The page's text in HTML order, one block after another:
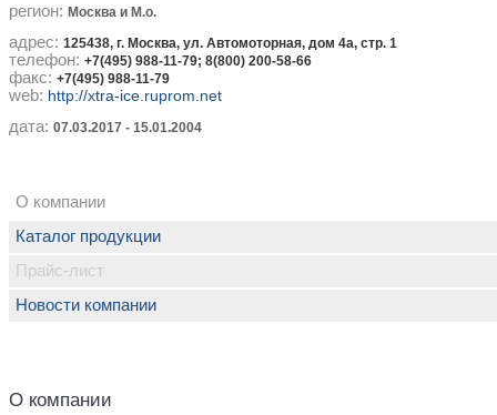
регион: Москва и М.о.
адрес: 125438, г. Москва, ул. Автомоторная, дом 4а, стр. 1
телефон: +7(495) 988-11-79; 8(800) 200-58-66
факс: +7(495) 988-11-79
web: http://xtra-ice.ruprom.net
дата: 07.03.2017 - 15.01.2004
О компании
О компании
Каталог продукции
Прайс-лист
Новости компании